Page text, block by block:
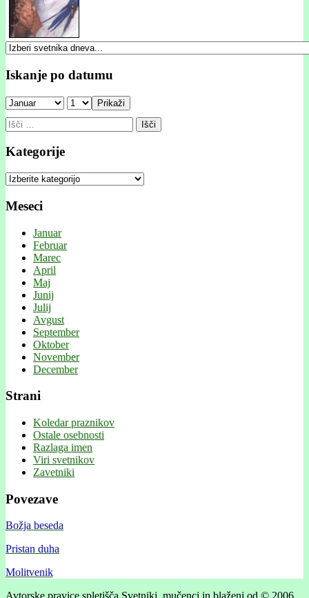
Iskanje po datumu
Prikaži
Išči:
Kategorije
Kategorije
Meseci
Januar
Februar
Marec
April
Maj
Junij
Julij
Avgust
September
Oktober
November
December
Strani
Koledar praznikov
Ostale osebnosti
Razlaga imen
Viri svetnikov
Zavetniki
Povezave
Božja beseda
Pristan duha
Molitvenik